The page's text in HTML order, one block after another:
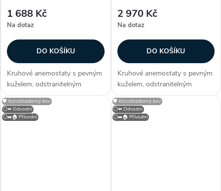
1 688 Kč
Na dotaz
DO KOŠÍKU
Kruhové anemostaty s pevným
kuželem, odstranitelným
středovým elementem a se
zpětnou klapkou. Konstrukce
Anemostaty jsou vyrobeny z
2 970 Kč
Na dotaz
DO KOŠÍKU
Kruhové anemostaty s pevným
kuželem, odstranitelným
středovým elementem a se
zpětnou klapkou. Konstrukce
Anemostaty jsou vyrobeny z
⚪⬅️ Odvodní
⚪➡️🏠 Přívodní
🛡️ Korozivzdorný kov
⚪⬅️ Odvodní
⚪➡️🏠 Přívodní
🛡️ Korozivzdorný kov